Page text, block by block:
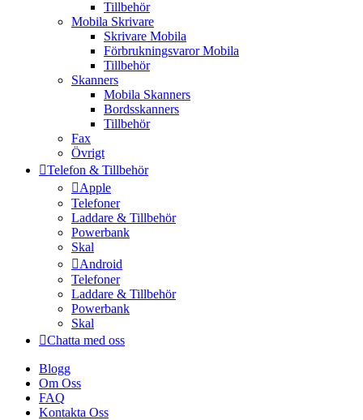
Tillbehör
Mobila Skrivare
Skrivare Mobila
Förbrukningsvaror Mobila
Tillbehör
Skanners
Mobila Skanners
Bordsskanners
Tillbehör
Fax
Övrigt
Telefon & Tillbehör
Apple
Telefoner
Laddare & Tillbehör
Powerbank
Skal
Android
Telefoner
Laddare & Tillbehör
Powerbank
Skal
Chatta med oss
Blogg
Om Oss
FAQ
Kontakta Oss